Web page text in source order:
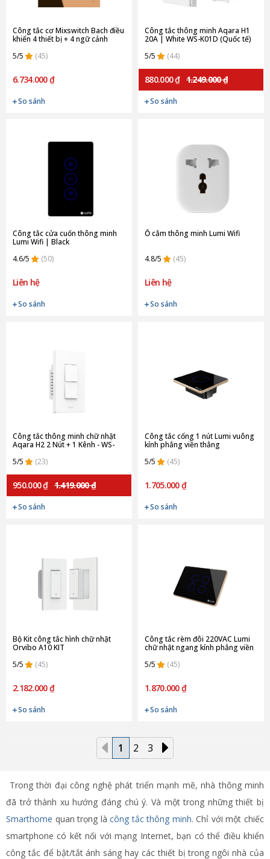
Công tắc cơ Mixswitch Bach điều
khiển 4 thiết bị + 4 ngữ cảnh
5/5
(45)
6.734.000 ₫
So sánh
Công tắc thông minh Aqara H1
20A | White WS-K01D (Quốc tế)
5/5
(44)
880.000 ₫ 1.249.000 ₫
So sánh
Công tắc cửa cuốn thông minh
Lumi Wifi | Black
4.6/5
(50)
Liên hệ
So sánh
Ổ cắm thông minh Lumi Wifi
4.8/5 (45)
Liên hệ
So sánh
Công tắc thông minh chữ nhật
Aqara H2 2 Nút + 1 Kênh - WS-
5/5
(23)
950.000 ₫ 1.419.000 ₫
So sánh
Công tắc cổng 1 nút Lumi vuông
kính phẳng viền thẳng
5/5
(45)
1.705.000 ₫
So sánh
Bộ Kit công tắc hình chữ nhật
Orvibo A10 KIT
5/5
(45)
2.182.000 ₫
So sánh
Công tắc rèm đôi 220VAC Lumi
chữ nhật ngang kính phẳng viền
Black
5/5 (45)
1.870.000 ₫
So sánh
1 2 3
Trong thời đại công nghệ phát triển mạnh mẽ, nhà thông minh
đã trở thành xu hướng đáng chú ý. Và một trong những thiết bị
Smarthome quan trọng làcông tắc thông minh. Chỉ với một chiếc
smartphone có kết nối với mạng Internet, bạn có thể điều khiển
công tắc để bật/tắt ánh sáng hay các thiết bị trong ngôi nhà của